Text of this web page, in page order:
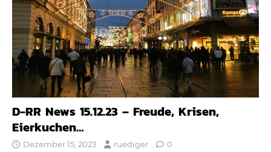
D-RR News 15.12.23 – Freude, Krisen,
Eierkuchen…
Dezember 15, 2023 ruediger 0